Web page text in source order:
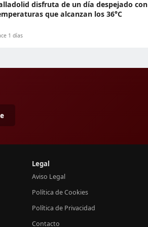
disfruta de un día despejado con
que alcanzan los 36°C
1 días
Legal
Aviso Legal
Política de Cookies
Política de Privacidad
Contacto